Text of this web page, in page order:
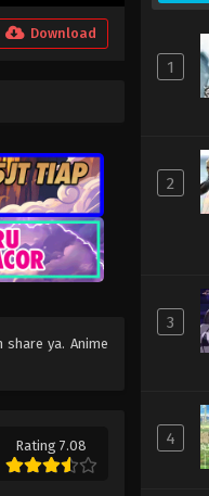
Download
ya. Anime
Rating 7.08
1
2
3
4